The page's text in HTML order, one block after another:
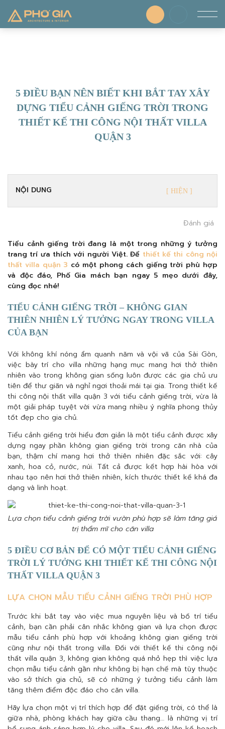
5 ĐIỀU BẠN NÊN BIẾT KHI BẮT TAY XÂY
DỰNG TIỂU CẢNH GIẾNG TRỜI TRONG
THIẾT KẾ THI CÔNG NỘI THẤT VILLA
QUẬN 3
NỘI DUNG
Đánh giá
Tiểu cảnh giếng trời đang là một trong những ý tưởng
trang trí ưa thích với người Việt. Để thiết kế thi công nội
thất villa quận 3 có một phong cách giếng trời phù hợp
và độc đáo, Phố Gia mách bạn ngay 5 mẹo dưới đây,
cùng đọc nhé!
TIỂU CẢNH GIẾNG TRỜI – KHÔNG GIAN
THIÊN NHIÊN LÝ TƯỞNG NGAY TRONG VILLA
CỦA BẠN
Với không khí nóng ẩm quanh năm và vội vã của Sài Gòn,
việc bày trí cho villa những hạng mục mang hơi thở thiên
nhiên vào trong không gian sống luôn được các gia chủ ưu
tiên để thư giãn và nghỉ ngơi thoải mái tại gia. Trong thiết kế
thi công nội thất villa quận 3 với tiểu cảnh giếng trời, vừa là
một giải pháp tuyệt vời vừa mang nhiều ý nghĩa phong thủy
tốt đẹp cho gia chủ.
Tiểu cảnh giếng trời hiểu đơn giản là một tiểu cảnh được xây
dựng ngay phần không gian giếng trời trong căn nhà của
bạn, thậm chí mang hơi thở thiên nhiên đặc sắc với: cây
xanh, hoa cỏ, nước, núi. Tất cả được kết hợp hài hòa với
nhau tạo nên hơi thở thiên nhiên, kích thước thiết kế khá đa
dạng và linh hoạt.
Lựa chọn tiểu cảnh giếng trời vườn phù hợp sẽ làm tăng giá
trị thẩm mĩ cho căn villa
5 ĐIỀU CƠ BẢN ĐỂ CÓ MỘT TIỂU CẢNH GIẾNG
TRỜI LÝ TƯỞNG KHI THIẾT KẾ THI CÔNG NỘI
THẤT VILLA QUẬN 3
LỰA CHỌN MẪU TIỂU CẢNH GIẾNG TRỜI PHÙ HỢP
Trước khi bắt tay vào việc mua nguyên liệu và bố trí tiểu
cảnh, bạn cần phải cân nhắc không gian và lựa chọn được
mẫu tiểu cảnh phù hợp với khoảng không gian giếng trời
cũng như nội thất trong villa. Đối với thiết kế thi công nội
thất villa quận 3, không gian không quá nhỏ hẹp thì việc lựa
chọn mẫu tiểu cảnh gần như không bị hạn chế mà tùy thuộc
vào sở thích gia chủ, sẽ có những ý tưởng tiểu cảnh làm
tăng thêm điểm độc đáo cho căn villa.
Hãy lựa chọn một vị trí thích hợp để đặt giếng trời, có thể là
giữa nhà, phòng khách hay giữa cầu thang… là những vị trí